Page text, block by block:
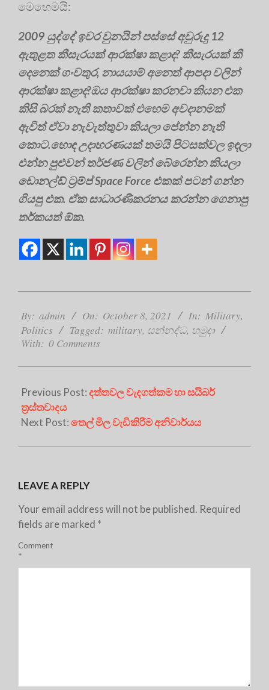
මෙහෙමයි:
2009 යුද්දේ ඉවර වුනයින් පස්සේ අවුරුදු 12
ඇතුළත කීසැරයක් ආරක්ෂා කළාද? කීසැරයක් කී
දෙනෙක් ගංවතුර, නායයාම් අනෙත් ආපදා වලින්
ආරක්ෂා කළාද?ඔය ආරක්ෂා කරනවා කියන එක
කිසි බරක් නැති කතාවක් එහෙම අවදානමක්
ඇවිත් ඒවා නැවැත්තුවා කියලා පේන්න නැති
කොට.හොඳ උදාහරණයක් තමයි පිටසක්වල ඉඳලා
එන්න පුළුවන් තර්ජණ වලින් බේරෙන්න කියලා
ඩොනල්ඩ් ට්‍රම්ප් Space Force එකක් පටන් ගන්න
ගියපු එක. ඒක සාධාරණීකරනය කරන්න ගෙනාපු
තර්කයත් ඕක.
10-
08
By: admin On: October 8, 2021 In: Military,
Politics
Tagged: military, සන්නද්ධ, හමුදා
With: 0 Comments
Previous Post:දත්තවල වැදගත්කම හා සයිබර්
ත්‍රස්තවාදය
Next Post:තෙල් මිල වැඩිකිරීම අනිවාර්යය
LEAVE A REPLY
Your email address will not be published. Required
fields are marked *
Comment
*